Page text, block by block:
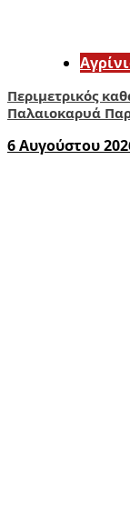
Περιμετρικός
Παλαιοκαρυά
6 Αυγούστου